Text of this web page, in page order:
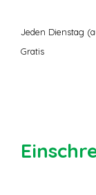
Jeden Dienstag
Gratis